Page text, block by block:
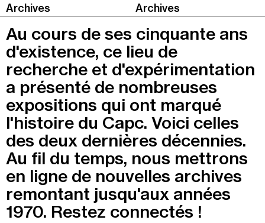
Archives Archives
Au cours de ses cinquante ans
d'existence, ce lieu de
recherche et d'expérimentation
a présenté de nombreuses
expositions qui ont marqué
l'histoire du Capc. Voici celles
des deux dernières décennies.
Au fil du temps, nous mettrons
en ligne de nouvelles archives
remontant jusqu'aux années
1970. Restez connectés !